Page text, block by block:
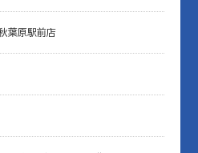
葉原駅前店